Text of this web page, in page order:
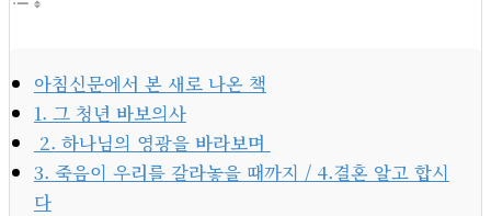
아침신문에서 본 새로 나온 책
1. 그 청년 바보의사
2. 하나님의 영광을 바라보며
3. 죽음이 우리를 갈라놓을 때까지 / 4.결혼 알고 합시
다